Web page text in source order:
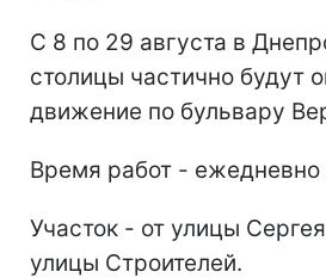
С 8 по 29 августа в
столицы частично будут
движение по бульвару
Время работ -
Участок - от улицы
улицы Строителей.